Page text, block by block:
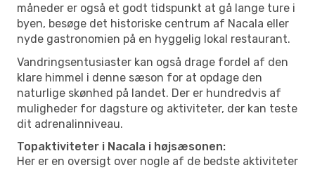
måneder er også et godt tidspunkt at gå lange ture i
byen, besøge det historiske centrum af Nacala eller
nyde gastronomien på en hyggelig lokal restaurant.
Vandringsentusiaster kan også drage fordel af den
klare himmel i denne sæson for at opdage den
naturlige skønhed på landet. Der er hundredvis af
muligheder for dagsture og aktiviteter, der kan teste
dit adrenalinniveau.
Topaktiviteter i Nacala i højsæsonen:
Her er en oversigt over nogle af de bedste aktiviteter